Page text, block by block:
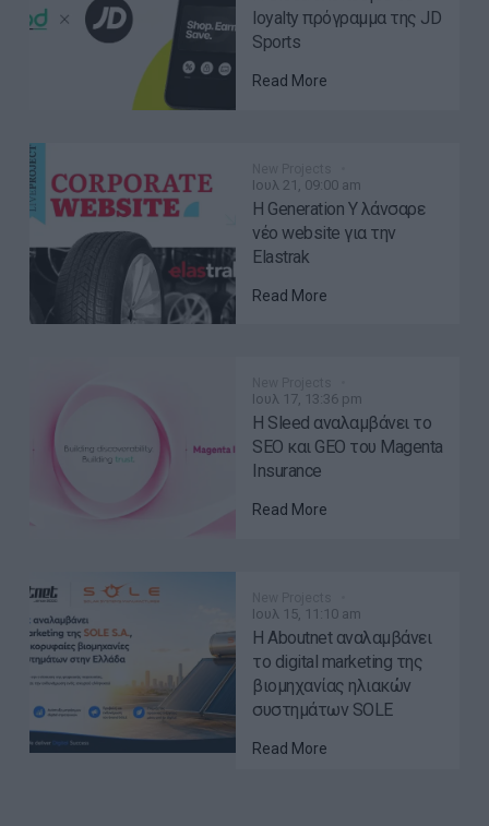
loyalty πρόγραμμα της JD
Sports
Read More
Ιουλ 21, 09:00 am
H Generation Y λάνσαρε
νέο website για την
Elastrak
Read More
Ιουλ 17, 13:36 pm
Η Sleed αναλαμβάνει το
SEO και GEO του Magenta
Insurance
Read More
Ιουλ 15, 11:10 am
Η Aboutnet αναλαμβάνει
το digital marketing της
βιομηχανίας ηλιακών
συστημάτων SOLE
Read More